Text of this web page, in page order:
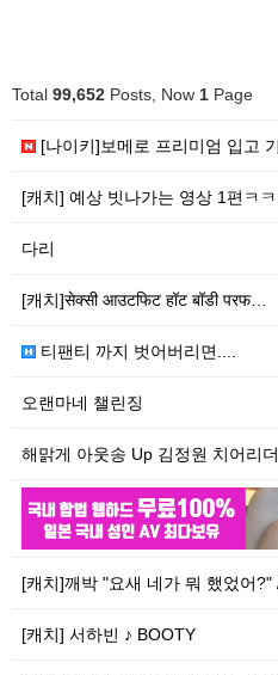
Total 99,652 Posts, Now 1 Page
[나이키]보메로 프리미엄 입고
[캐치] 예상 빗나가는 영상 1편ㅋㅋ
다리
[캐치]सेक्सी आउटफिट हॉट बॉडी परफ…
티팬티 까지 벗어버리면....
오랜마네 챌린징
해맑게 아웃송 Up 김정원 치어리
[캐치]깨박 "요새 네가 뭐 했었어?"
[캐치] 서하빈 ♪ BOOTY